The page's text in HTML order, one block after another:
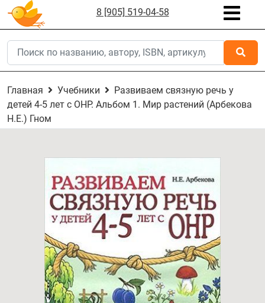
8 [905] 519-04-58
Главная Учебники
Развиваем связную речь у
детей 4-5 лет с ОНР. Альбом 1. Мир растений (Арбекова
Н.Е.) Гном